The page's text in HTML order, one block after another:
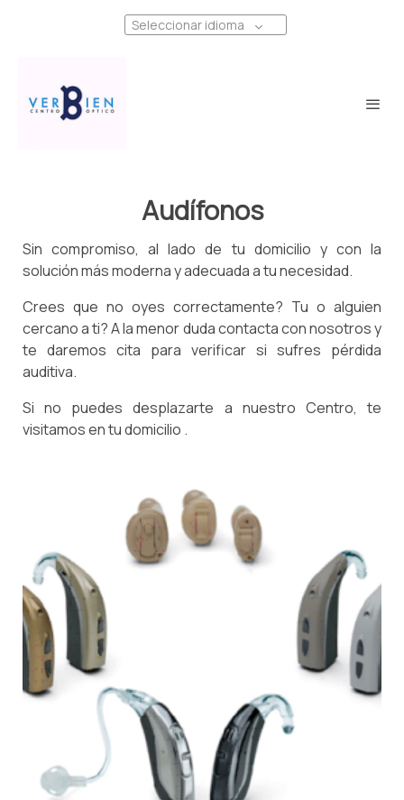
Seleccionar idioma
Audífonos
Sin compromiso, al lado de tu domicilio y con la
solución más moderna y adecuada a tu necesidad.
Crees que no oyes correctamente? Tu o alguien
cercano a ti? A la menor duda contacta con nosotros y
te daremos cita para verificar si sufres pérdida
auditiva.
Si no puedes desplazarte a nuestro Centro, te
visitamos en tu domicilio .